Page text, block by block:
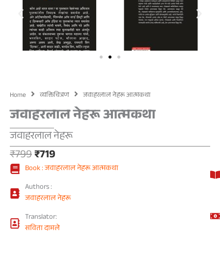
Home व्यक्तिचित्रण जवाहरलाल नेहरू आत्मकथा
जवाहरलाल नेहरू आत्मकथा
जवाहरलाल नेहरू
₹799Original
price
₹799.
₹719
price
₹719.
Book : जवाहरलाल नेहरू आत्मकथा
Authors :
जवाहरलाल नेहरू
Translator:
सविता दामले